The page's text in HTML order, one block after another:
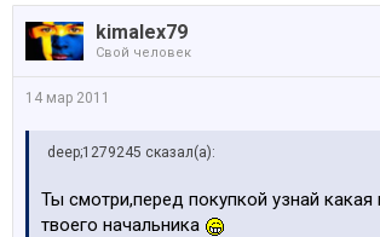
kimalex79
Свой человек
14 мар 2011
deep;1279245 сказал(а):
Ты смотри,перед покупкой узнай
твоего начальника